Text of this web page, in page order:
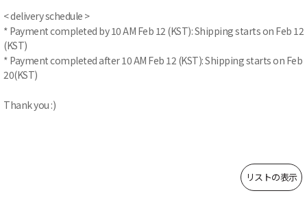
< delivery schedule >
* Payment completed by 10 AM Feb 12 (KST): Shipping starts on Feb 12
(KST)
* Payment completed after 10 AM Feb 12 (KST): Shipping starts on Feb
20(KST)
Thank you :)
リストの表示